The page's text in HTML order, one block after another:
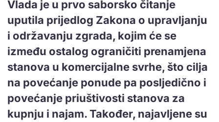
Vlada je u prvo saborsko čitanje
uputila prijedlog Zakona o upravljanju
i održavanju zgrada, kojim će se
između ostalog ograničiti prenamjena
stanova u komercijalne svrhe, što cilja
na povećanje ponude pa posljedično i
povećanje priuštivosti stanova za
kupnju i najam. Također, najavljene su